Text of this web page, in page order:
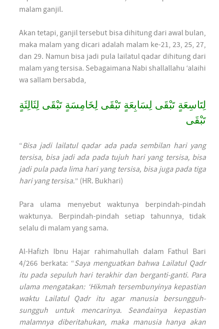
malam ganjil.
Akan tetapi, ganjil tersebut bisa dihitung dari awal bulan,
maka malam yang dicari adalah malam ke-21, 23, 25, 27,
dan 29. Namun bisa jadi pula lailatul qadar dihitung dari
malam yang tersisa. Sebagaimana Nabi shallallahu ‘alaihi
wa sallam bersabda,
لِتَاسِعَةٍ تَبْقَى لِسَابِعَةٍ تَبْقَى لِخَامِسَةٍ تَبْقَى لِثَالِثَةٍ
تَبْقَى
“Bisa jadi lailatul qadar ada pada sembilan hari yang
tersisa, bisa jadi ada pada tujuh hari yang tersisa, bisa
jadi pula pada lima hari yang tersisa, bisa juga pada tiga
hari yang tersisa.” (HR. Bukhari)
Para ulama menyebut waktunya berpindah-pindah
waktunya. Berpindah-pindah setiap tahunnya, tidak
selalu di malam yang sama.
Al-Hafizh Ibnu Hajar rahimahullah dalam Fathul Bari
4/266 berkata: “Saya menguatkan bahwa Lailatul Qadr
itu pada sepuluh hari terakhir dan berganti-ganti. Para
ulama mengatakan: ‘Hikmah tersembunyinya kepastian
waktu Lailatul Qadr itu agar manusia bersungguh-
sungguh untuk mencarinya. Seandainya kepastian
malamnya diberitahukan, maka manusia hanya akan